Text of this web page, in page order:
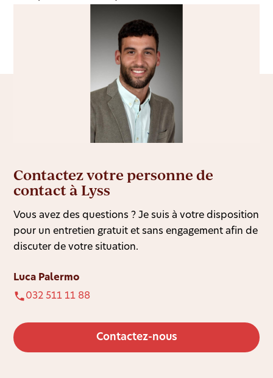
Contactez votre personne de
contact à Lyss
Vous avez des questions ? Je suis à votre disposition
pour un entretien gratuit et sans engagement afin de
discuter de votre situation.
Luca Palermo
032 511 11 88
Contactez-nous